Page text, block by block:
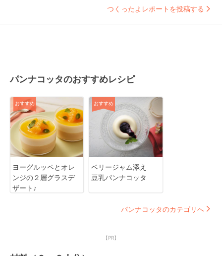
つくったよレポートを投稿する
パンナコッタのおすすめレシピ
おすすめ
ヨーグルッペとオレ
ンジの２層グラスデ
ザート♪
おすすめ
ベリージャム添え
豆乳パンナコッタ
パンナコッタのカテゴリへ
【PR】